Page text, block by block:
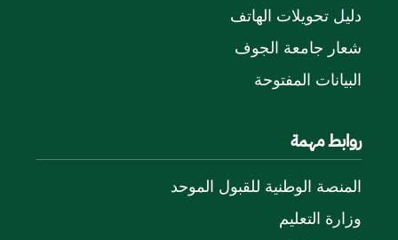
دليل تحويلات الهاتف
شعار جامعة الجوف
البيانات المفتوحة
روابط مهمة
المنصة الوطنية للقبول الموحد
وزارة التعليم